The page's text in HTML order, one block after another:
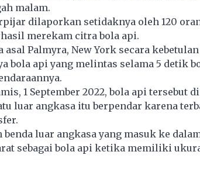
malam.
dilaporkan setidaknya oleh 120
merekam citra bola api.
Palmyra, New York secara
bola api yang melintas selama 5 detik
1 September 2022, bola api tersebut
luar angkasa itu berpendar karena
benda luar angkasa yang masuk ke
sebagai bola api ketika memiliki